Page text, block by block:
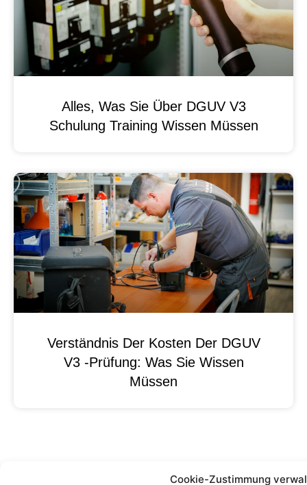
Cookie-Zustimmung
Alles, Was Sie Über DGUV V3
Schulung Training Wissen Müssen
Verständnis Der Kosten Der DGUV
V3 -Prüfung: Was Sie Wissen
Müssen